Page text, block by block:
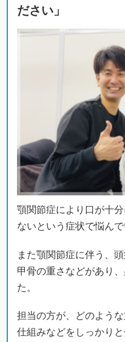
ださい」
顎関節症により口が十
ないという症状で悩んで
また顎関節症に伴う、
甲骨の重さなどがあり
た。
担当の方が、どのよう
仕組みなどをしっかり